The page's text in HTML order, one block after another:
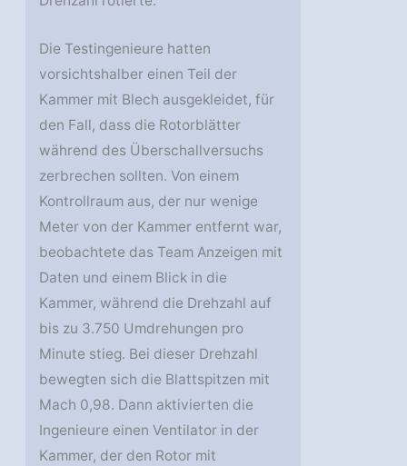
Die Testingenieure hatten
vorsichtshalber einen Teil der
Kammer mit Blech ausgekleidet, für
den Fall, dass die Rotorblätter
während des Überschallversuchs
zerbrechen sollten. Von einem
Kontrollraum aus, der nur wenige
Meter von der Kammer entfernt war,
beobachtete das Team Anzeigen mit
Daten und einem Blick in die
Kammer, während die Drehzahl auf
bis zu 3.750 Umdrehungen pro
Minute stieg. Bei dieser Drehzahl
bewegten sich die Blattspitzen mit
Mach 0,98. Dann aktivierten die
Ingenieure einen Ventilator in der
Kammer, der den Rotor mit